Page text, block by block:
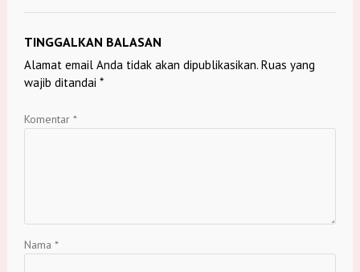
TINGGALKAN BALASAN
Alamat email Anda tidak akan dipublikasikan. Ruas yang
wajib ditandai *
Komentar *
Nama *